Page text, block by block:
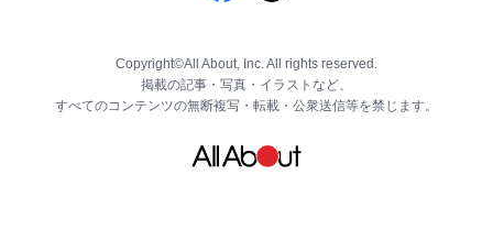
Copyright©All About, Inc. All rights reserved.
掲載の記事・写真・イラストなど、
すべてのコンテンツの無断複写・転載・公衆送信等を禁じます。